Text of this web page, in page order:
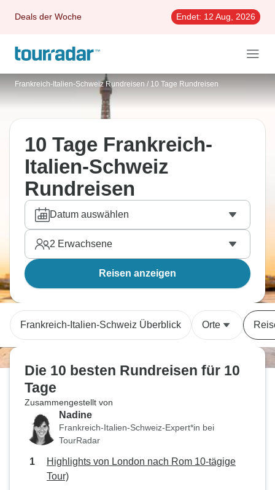
Deals der Woche Endet: 12 Aug, 2026
Frankreich-Italien-Schweiz Rundreisen / 10 Tage Rundreisen
10 Tage Frankreich-
Italien-Schweiz
Rundreisen
Datum auswählen
2 Erwachsene
Reisen anzeigen
Frankreich-Italien-Schweiz Überblick Orte
Die 10 besten Rundreisen für 10
Tage
Zusammengestellt von
Nadine
Frankreich-Italien-Schweiz-Expert*in bei
TourRadar
Highlights von London nach Rom 10-tägige
Tour)